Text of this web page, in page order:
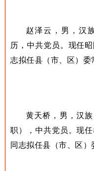
赵泽云，男，汉
历，中共党员。现任
志拟任县（市、区）委
黄天桥，男，汉
职），中共党员。现
同志拟任县（市、区）